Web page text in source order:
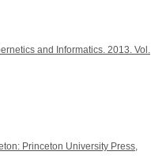
and Informatics. 2013. Vol.
Princeton University Press,